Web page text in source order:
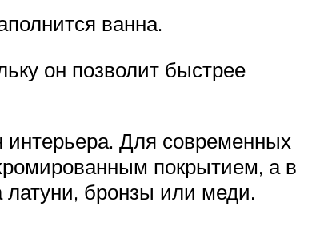
ванна.
он позволит быстрее
Для современных
покрытием, а в
бронзы или меди.